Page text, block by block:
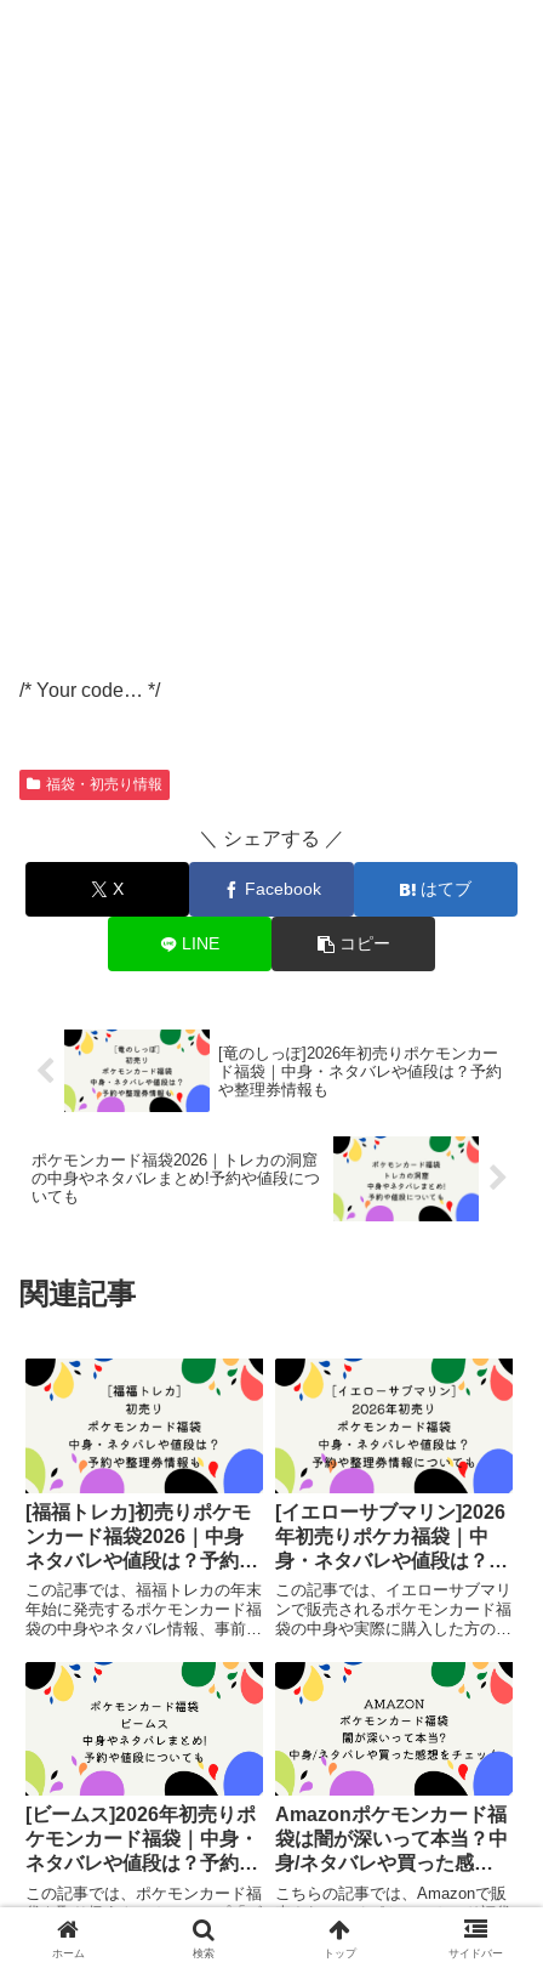
/* Your code… */
福袋・初売り情報
＼ シェアする ／
X Facebook はてブ
LINE コピー
[竜のしっぽ]2026年初売りポケモンカー
ド福袋｜中身・ネタバレや値段は？予約
や整理券情報も
ポケモンカード福袋2026｜トレカの洞窟
の中身やネタバレまとめ!予約や値段につ
いても
関連記事
[福福トレカ]初売りポケモ
ンカード福袋2026｜中身
ネタバレや値段は？予約や
整理券情報についても
この記事では、福福トレカの年末
年始に発売するポケモンカード福
袋の中身やネタバレ情報、事前予
います。
[イエローサブマリン]2026
年初売りポケカ福袋｜中
身・ネタバレや値段は？予
約や整理券情報も
この記事では、イエローサブマリ
ンで販売されるポケモンカード福
袋の中身や実際に購入した方の感
[ビームス]2026年初売りポ
ケモンカード福袋｜中身・
ネタバレや値段は？予約や
整理券情報も
この記事では、ポケモンカード福
袋を取り扱うトレカショップ「ビ
ームス」の中身・ネタバレ、事前
予約情報などについてまとめてい
Amazonポケモンカード福
袋は闇が深いって本当？中
身/ネタバレや買った感想
をチェック
こちらの記事では、Amazonで販
売されているポケモンカード福袋
の中身についてまとめています。
ホーム 検索 トップ サイドバー